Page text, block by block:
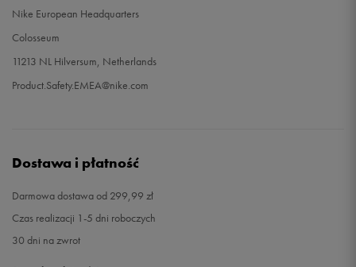
Nike European Headquarters
Colosseum
11213 NL Hilversum, Netherlands
Product.Safety.EMEA@nike.com
Dostawa i płatność
Darmowa dostawa od 299,99 zł
Czas realizacji 1-5 dni roboczych
30 dni na zwrot